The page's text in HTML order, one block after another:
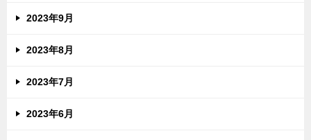
2023年9月
2023年8月
2023年7月
2023年6月